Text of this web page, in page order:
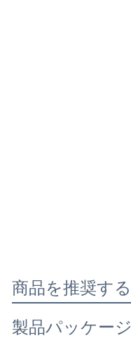
商品を推奨する
製品パッケージ